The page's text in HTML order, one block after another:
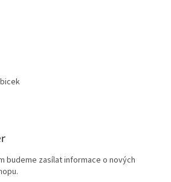
budeme zasílat informace o nových